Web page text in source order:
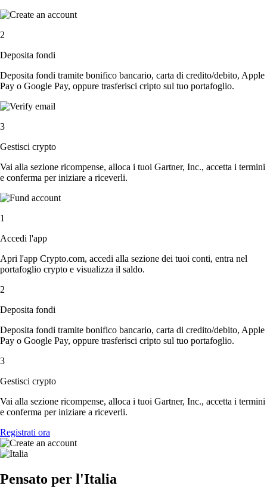
2
Deposita fondi
Deposita fondi tramite bonifico bancario, carta di credito/debito, Apple
Pay o Google Pay, oppure trasferisci cripto sul tuo portafoglio.
3
Gestisci crypto
Vai alla sezione ricompense, alloca i tuoi Gartner, Inc., accetta i termini
e conferma per iniziare a riceverli.
1
Accedi l'app
Apri l'app Crypto.com, accedi alla sezione dei tuoi conti, entra nel
portafoglio crypto e visualizza il saldo.
2
Deposita fondi
Deposita fondi tramite bonifico bancario, carta di credito/debito, Apple
Pay o Google Pay, oppure trasferisci cripto sul tuo portafoglio.
3
Gestisci crypto
Vai alla sezione ricompense, alloca i tuoi Gartner, Inc., accetta i termini
e conferma per iniziare a riceverli.
Registrati ora
Pensato per l'Italia